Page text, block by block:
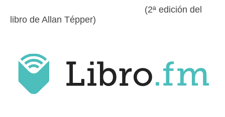
(2ª edición del
libro de Allan Tépper)